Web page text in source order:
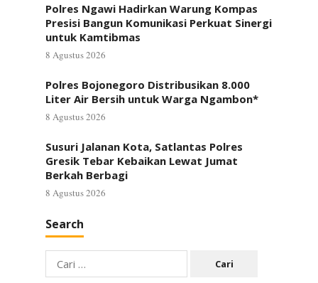
Polres Ngawi Hadirkan Warung Kompas
Presisi Bangun Komunikasi Perkuat Sinergi
untuk Kamtibmas
8 Agustus 2026
Polres Bojonegoro Distribusikan 8.000
Liter Air Bersih untuk Warga Ngambon*
8 Agustus 2026
Susuri Jalanan Kota, Satlantas Polres
Gresik Tebar Kebaikan Lewat Jumat
Berkah Berbagi
8 Agustus 2026
Search
Cari
untuk: